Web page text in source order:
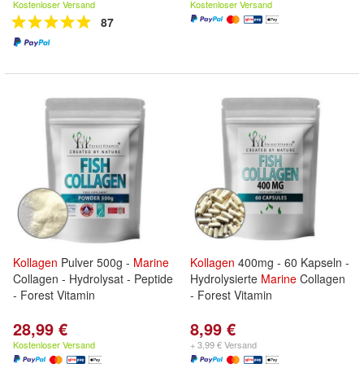
Kostenloser Versand
87
Kostenloser Versand
Kollagen Pulver 500g - Marine
Collagen - Hydrolysat - Peptide
- Forest Vitamin
28,99 €
Kostenloser Versand
Kollagen 400mg - 60 Kapseln -
Hydrolysierte Marine Collagen
- Forest Vitamin
8,99 €
+ 3,99 € Versand